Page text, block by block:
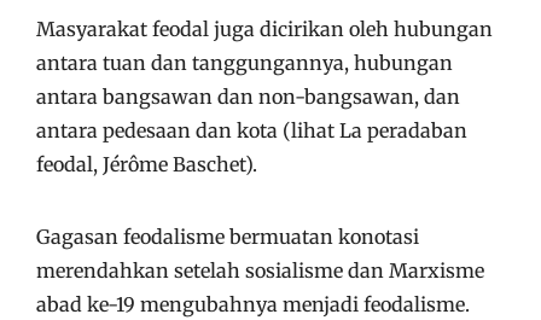
Masyarakat feodal juga dicirikan oleh hubungan
antara tuan dan tanggungannya, hubungan
antara bangsawan dan non-bangsawan, dan
antara pedesaan dan kota (lihat La peradaban
feodal, Jérôme Baschet).
Gagasan feodalisme bermuatan konotasi
merendahkan setelah sosialisme dan Marxisme
abad ke-19 mengubahnya menjadi feodalisme.